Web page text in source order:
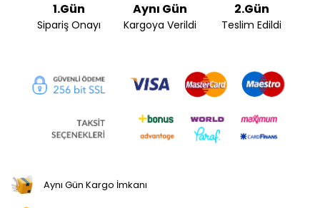
1.Gün
Sipariş Onayı
Aynı Gün
Kargoya Verildi
2.Gün
Teslim Edildi
Aynı Gün Kargo İmkanı